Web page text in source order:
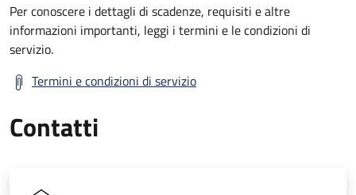
Per conoscere i dettagli di scadenze, requisiti e altre
informazioni importanti, leggi i termini e le condizioni di
servizio.
Termini e condizioni di servizio
Contatti